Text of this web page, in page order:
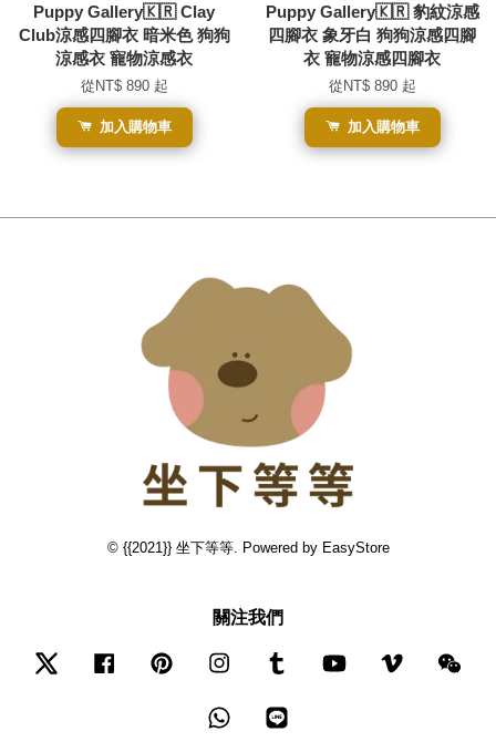
Puppy Gallery🇰🇷 Clay
Club涼感四腳衣 暗米色 狗狗
涼感衣 寵物涼感衣
從 NT$ 890 起
加入購物車
Puppy Gallery🇰🇷 豹紋涼感
四腳衣 象牙白 狗狗涼感四腳
衣 寵物涼感四腳衣
從 NT$ 890 起
加入購物車
© {{2021}} 坐下等等. Powered by EasyStore
關注我們
Twitter Facebook Pinterest Instagram Tumblr YouTube Vimeo
Whatsapp